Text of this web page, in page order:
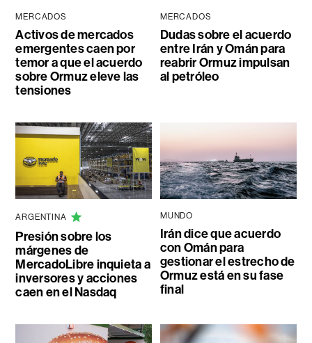
MERCADOS
Activos de mercados
emergentes caen por
temor a que el acuerdo
sobre Ormuz eleve las
tensiones
MERCADOS
Dudas sobre el acuerdo
entre Irán y Omán para
reabrir Ormuz impulsan
al petróleo
ARGENTINA
Presión sobre los
márgenes de
MercadoLibre inquieta a
inversores y acciones
caen en el Nasdaq
MUNDO
Irán dice que acuerdo
con Omán para
gestionar el estrecho de
Ormuz está en su fase
final